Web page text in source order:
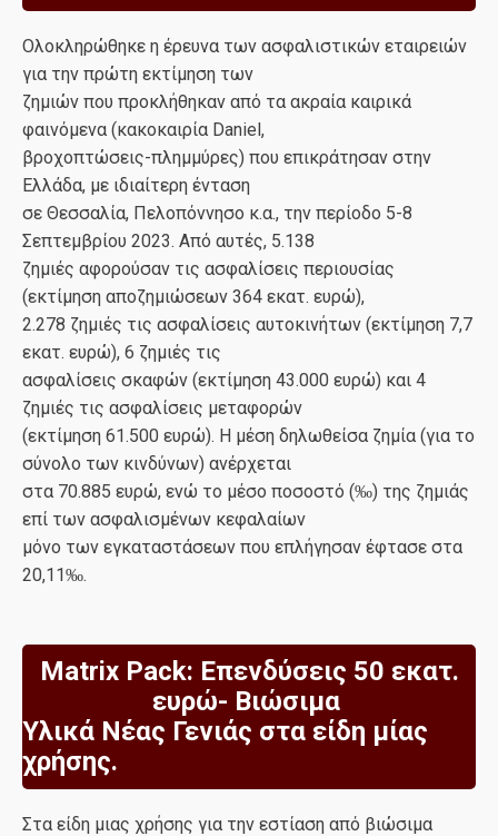
Ολοκληρώθηκε η έρευνα των ασφαλιστικών εταιρειών
για την πρώτη εκτίμηση των
ζημιών που προκλήθηκαν από τα ακραία καιρικά
φαινόμενα (κακοκαιρία Daniel,
βροχοπτώσεις-πλημμύρες) που επικράτησαν στην
Ελλάδα, με ιδιαίτερη ένταση
σε Θεσσαλία, Πελοπόννησο κ.α., την περίοδο 5-8
Σεπτεμβρίου 2023. Από αυτές, 5.138
ζημιές αφορούσαν τις ασφαλίσεις περιουσίας
(εκτίμηση αποζημιώσεων 364 εκατ. ευρώ),
2.278 ζημιές τις ασφαλίσεις αυτοκινήτων (εκτίμηση 7,7
εκατ. ευρώ), 6 ζημιές τις
ασφαλίσεις σκαφών (εκτίμηση 43.000 ευρώ) και 4
ζημιές τις ασφαλίσεις μεταφορών
(εκτίμηση 61.500 ευρώ). Η μέση δηλωθείσα ζημία (για το
σύνολο των κινδύνων) ανέρχεται
στα 70.885 ευρώ, ενώ το μέσο ποσοστό (‰) της ζημιάς
επί των ασφαλισμένων κεφαλαίων
μόνο των εγκαταστάσεων που επλήγησαν έφτασε στα
20,11‰.
Matrix Pack: Επενδύσεις 50 εκατ.
ευρώ- Bιώσιμα
Υλικά Νέας Γενιάς στα είδη μίας
χρήσης.
Στα είδη μιας χρήσης για την εστίαση από βιώσιμα